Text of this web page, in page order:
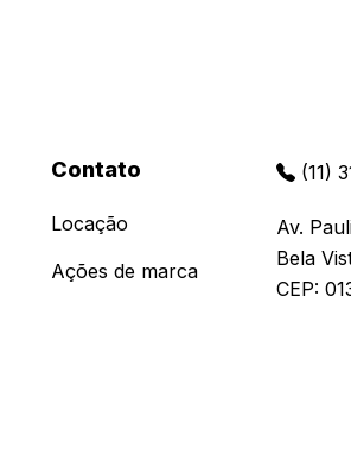
Contato
Locação
Ações de marca
(11)
Av.
Bela
CEP: